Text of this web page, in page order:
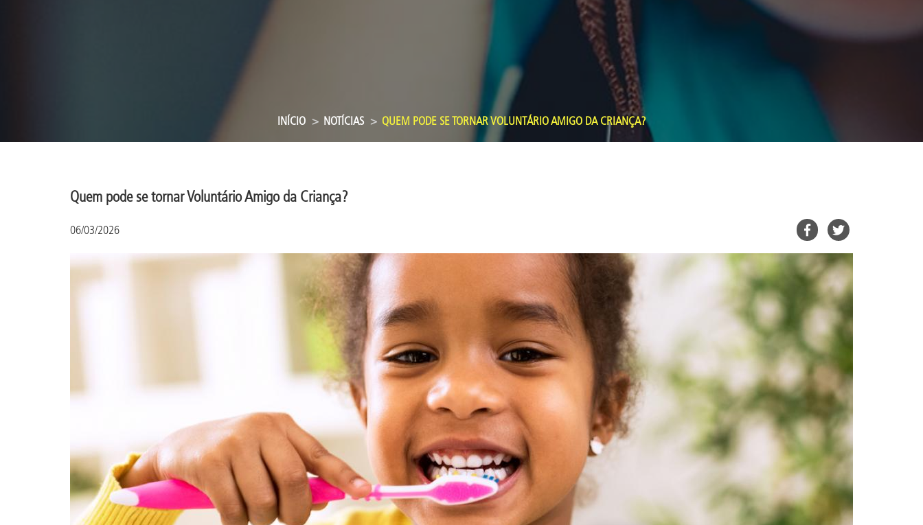
INÍCIO NOTÍCIAS QUEM PODE SE TORNAR VOLUNTÁRIO AMIGO DA CRIANÇA?
Quem pode se tornar Voluntário Amigo da Criança?
06/03/2026